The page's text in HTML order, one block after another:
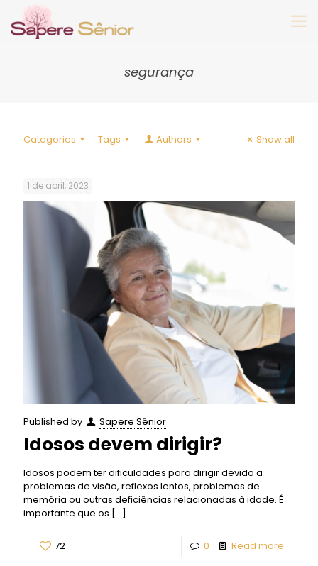
segurança
Categories Tags Authors Show all
1 de abril, 2023
Published by Sapere Sênior
Idosos devem dirigir?
Idosos podem ter dificuldades para dirigir devido a
problemas de visão, reflexos lentos, problemas de
memória ou outras deficiências relacionadas à idade. É
importante que os […]
72 0 Read more